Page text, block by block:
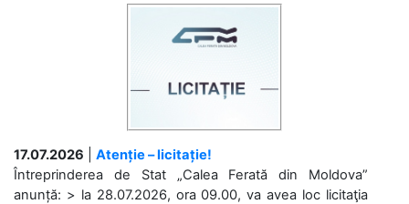
17.07.2026
Atenție – licitație!
Întreprinderea de Stat „Calea Ferată din Moldova”
anunță: > la 28.07.2026, ora 09.00, va avea loc licitaţia